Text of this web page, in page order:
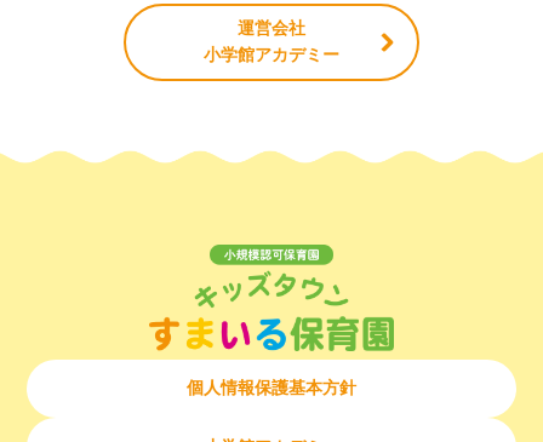
運営会社
小学館アカデミー
個人情報保護基本方針